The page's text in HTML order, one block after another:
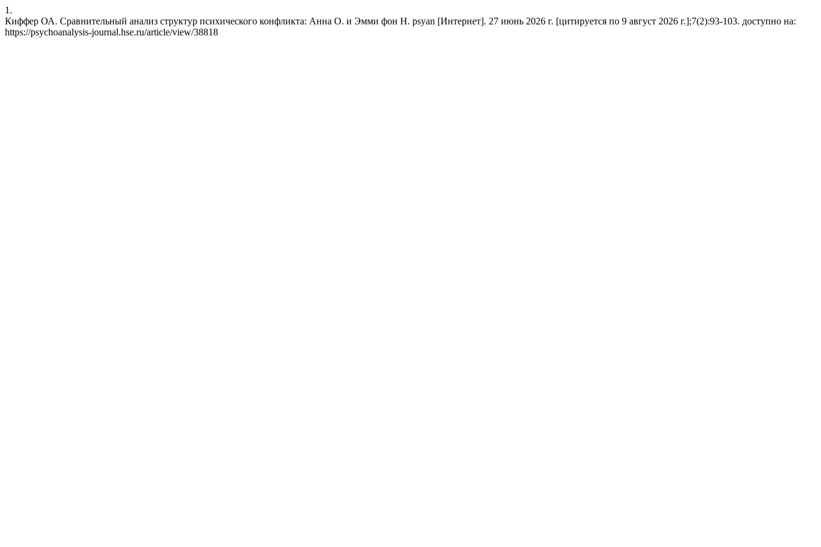
1.
Киффер ОА. Сравнительный анализ структур психического конфликта: Анна О. и Эмми фон Н. psyan [Интернет]. 27 июнь 2026 г. [цитируется по 9 август 2026 г.];7(2):93-103. доступно на:
https://psychoanalysis-journal.hse.ru/article/view/38818